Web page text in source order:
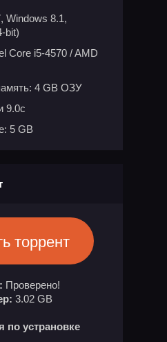
Windows 8.1,
bit)
Core i5-4570 / AMD
4 GB ОЗУ
9.0c
5 GB
торрент
Проверено!
3.02 GB
по устрановке